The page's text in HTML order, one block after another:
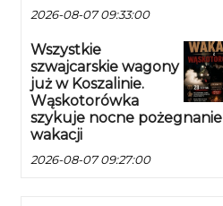
2026-08-07 09:33:00
Wszystkie
szwajcarskie wagony
już w Koszalinie.
Wąskotorówka
szykuje nocne pożegnanie
wakacji
2026-08-07 09:27:00